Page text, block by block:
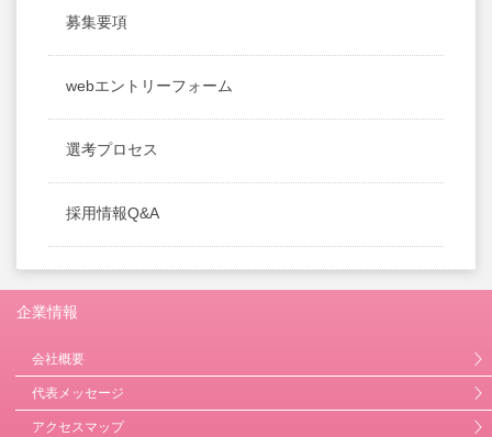
募集要項
webエントリーフォーム
選考プロセス
採用情報Q&A
企業情報
会社概要
代表メッセージ
アクセスマップ